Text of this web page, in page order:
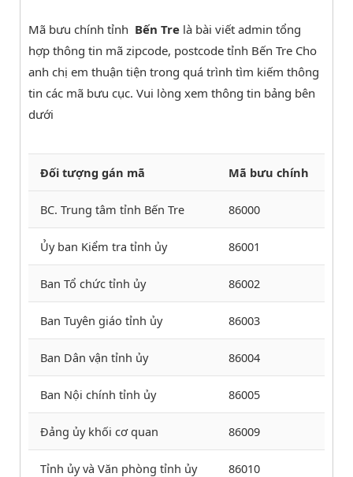
)
Mã bưu chính tỉnh Bến Tre là bài viết admin tổng
hợp thông tin mã zipcode, postcode tỉnh Bến Tre Cho
anh chị em thuận tiện trong quá trình tìm kiếm thông
tin các mã bưu cục. Vui lòng xem thông tin bảng bên
dưới
Đối tượng gán mã ​​Mã bưu chính
BC. Trung tâm tỉnh Bến Tre 86000
Ủy ban Kiểm tra tỉnh ủy 86001
Ban Tổ chức tỉnh ủy 86002
Ban Tuyên giáo tỉnh ủy 86003
Ban Dân vận tỉnh ủy 86004
Ban Nội chính tỉnh ủy 86005
Đảng ủy khối cơ quan 86009
Tỉnh ủy và Văn phòng tỉnh ủy 86010